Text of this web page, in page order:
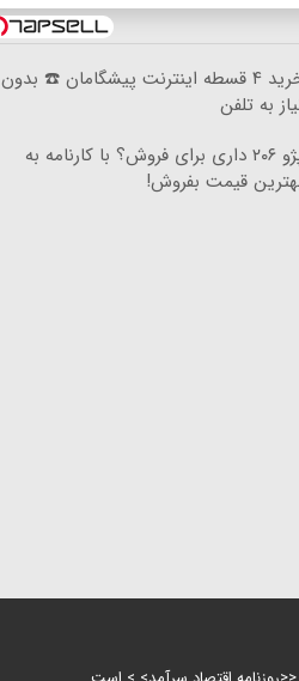
خرید ۴ قسطه اینترنت پیشگامان ☎️ بدون
به تلفن
پژو ۲۰۶ داری برای فروش؟ با کارنامه به
قیمت بفروش!